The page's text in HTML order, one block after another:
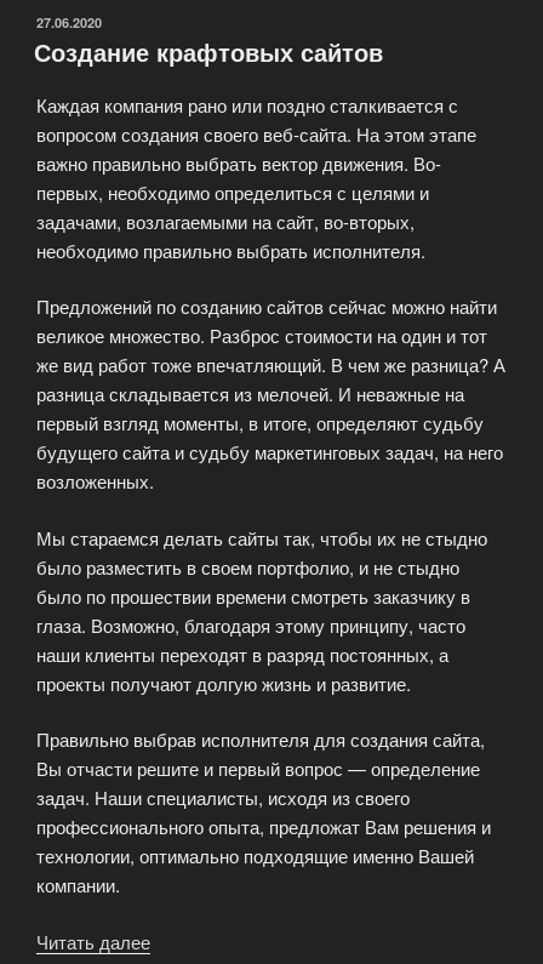
в
WebSiteCraft»
ОПУБЛИКОВАНО
27.06.2020
Создание крафтовых сайтов
Каждая компания рано или поздно сталкивается с
вопросом создания своего веб-сайта. На этом этапе
важно правильно выбрать вектор движения. Во-
первых, необходимо определиться с целями и
задачами, возлагаемыми на сайт, во-вторых,
необходимо правильно выбрать исполнителя.
Предложений по созданию сайтов сейчас можно найти
великое множество. Разброс стоимости на один и тот
же вид работ тоже впечатляющий. В чем же разница? А
разница складывается из мелочей. И неважные на
первый взгляд моменты, в итоге, определяют судьбу
будущего сайта и судьбу маркетинговых задач, на него
возложенных.
Мы стараемся делать сайты так, чтобы их не стыдно
было разместить в своем портфолио, и не стыдно
было по прошествии времени смотреть заказчику в
глаза. Возможно, благодаря этому принципу, часто
наши клиенты переходят в разряд постоянных, а
проекты получают долгую жизнь и развитие.
Правильно выбрав исполнителя для создания сайта,
Вы отчасти решите и первый вопрос — определение
задач. Наши специалисты, исходя из своего
профессионального опыта, предложат Вам решения и
технологии, оптимально подходящие именно Вашей
компании.
Читать далее